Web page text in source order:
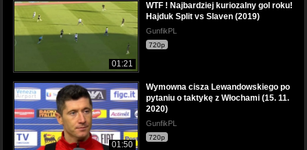
01:21
WTF ! Najbardziej kuriozalny gol roku!
Hajduk Split vs Slaven (2019)
GunfikPL
720p
01:50
Wymowna cisza Lewandowskiego po
pytaniu o taktykę z Włochami (15. 11.
2020)
GunfikPL
720p